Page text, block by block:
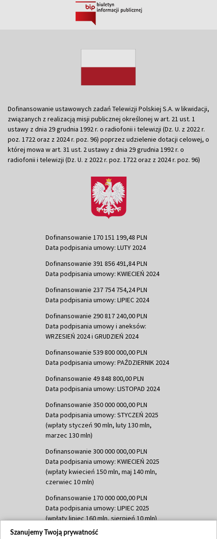
Dofinansowanie ustawowych zadań Telewizji Polskiej S.A. w likwidacji,
związanych z realizacją misji publicznej określonej w art. 21 ust. 1
ustawy z dnia 29 grudnia 1992 r. o radiofonii i telewizji (Dz. U. z 2022 r.
poz. 1722 oraz z 2024 r. poz. 96) poprzez udzielenie dotacji celowej, o
której mowa w art. 31 ust. 2 ustawy z dnia 29 grudnia 1992 r. o
radiofonii i telewizji (Dz. U. z 2022 r. poz. 1722 oraz z 2024 r. poz. 96)
Dofinansowanie 170 151 199,48 PLN
Data podpisania umowy: LUTY 2024
Dofinansowanie 391 856 491,84 PLN
Data podpisania umowy: KWIECIEŃ 2024
Dofinansowanie 237 754 754,24 PLN
Data podpisania umowy: LIPIEC 2024
Dofinansowanie 290 817 240,00 PLN
Data podpisania umowy i aneksów:
WRZESIEŃ 2024 i GRUDZIEŃ 2024
Dofinansowanie 539 800 000,00 PLN
Data podpisania umowy: PAŹDZIERNIK 2024
Dofinansowanie 49 848 800,00 PLN
Data podpisania umowy: LISTOPAD 2024
Dofinansowanie 350 000 000,00 PLN
Data podpisania umowy: STYCZEŃ 2025
(wpłaty styczeń 90 mln, luty 130 mln,
marzec 130 mln)
Dofinansowanie 300 000 000,00 PLN
Data podpisania umowy: KWIECIEŃ 2025
(wpłaty kwiecień 150 mln, maj 140 mln,
czerwiec 10 mln)
Dofinansowanie 170 000 000,00 PLN
Data podpisania umowy: LIPIEC 2025
(wpłaty lipiec 160 mln, sierpień 10 mln)
Dofinansowanie 60 000 000,00 PLN
Szanujemy Twoją prywatność